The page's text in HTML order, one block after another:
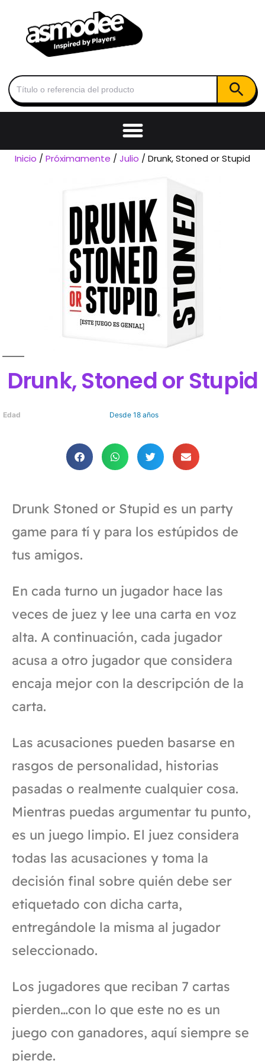
Buscar: Botón de
Inicio /Próximamente /Julio / Drunk, Stoned or Stupid
Drunk, Stoned or Stupid
Edad Desde 18 años
Drunk Stoned or Stupid es un party
game para tí y para los estúpidos de
tus amigos.
En cada turno un jugador hace las
veces de juez y lee una carta en voz
alta. A continuación, cada jugador
acusa a otro jugador que considera
encaja mejor con la descripción de la
carta.
Las acusaciones pueden basarse en
rasgos de personalidad, historias
pasadas o realmente cualquier cosa.
Mientras puedas argumentar tu punto,
es un juego limpio. El juez considera
todas las acusaciones y toma la
decisión final sobre quién debe ser
etiquetado con dicha carta,
entregándole la misma al jugador
seleccionado.
Los jugadores que reciban 7 cartas
pierden…con lo que este no es un
juego con ganadores, aquí siempre se
pierde.